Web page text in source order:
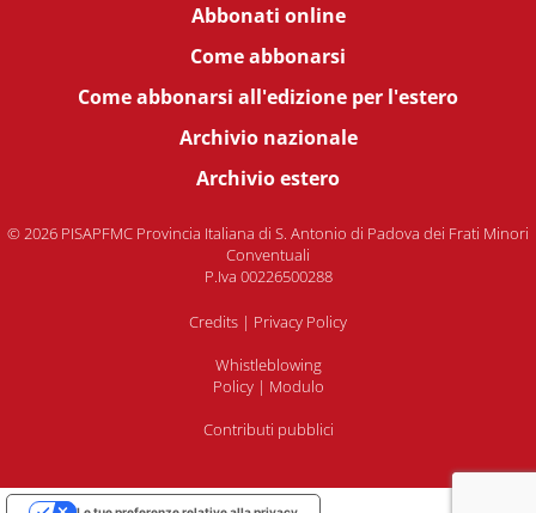
Abbonati online
Come abbonarsi
Come abbonarsi all'edizione per l'estero
Archivio nazionale
Archivio estero
© 2026 PISAPFMC Provincia Italiana di S. Antonio di Padova dei Frati Minori
Conventuali
P.Iva 00226500288
Credits | Privacy Policy
Whistleblowing
Policy| Modulo
Contributi pubblici